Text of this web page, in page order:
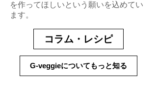
を作ってほしいという願いを込めてい
ます。
コラム・レシピ
G-veggieについてもっと知る